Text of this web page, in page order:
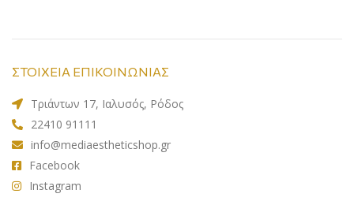
ΣΤΟΙΧΕΙΑ ΕΠΙΚΟΙΝΩΝΙΑΣ
Τριάντων 17, Ιαλυσός, Ρόδος
22410 91111
info@mediaestheticshop.gr
Facebook
Instagram